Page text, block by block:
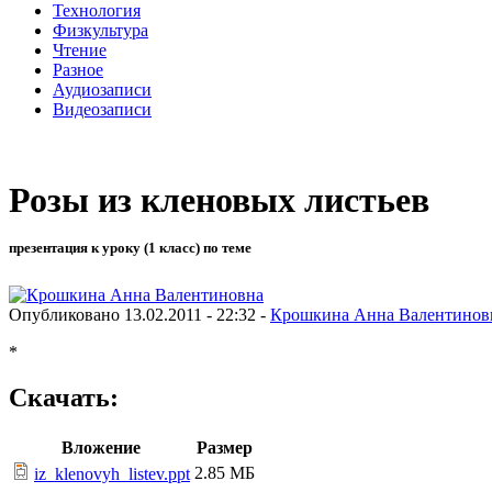
Технология
Физкультура
Чтение
Разное
Аудиозаписи
Видеозаписи
Розы из кленовых листьев
презентация к уроку (1 класс) по теме
Опубликовано 13.02.2011 - 22:32 - Крошкина Анна
*
Скачать:
Вложение
Размер
iz_klenovyh_listev.ppt 2.85 МБ